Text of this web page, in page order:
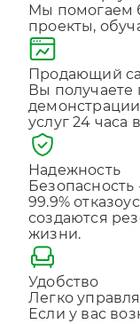
Легко
Мы помогаем
проекты,
Продающий
Вы получаете
услуг 24 часа в
Надежность
Безопасность
99.9%
создаются
жизни.
Удобство
Легко
Отправляя